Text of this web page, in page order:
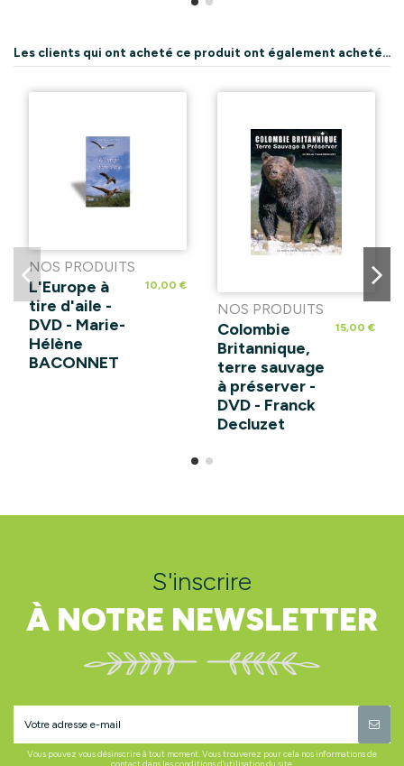
Les clients qui ont acheté ce produit ont également acheté...
NOS PRODUITS
L'Europe à
tire d'aile -
DVD - Marie-
Hélène
BACONNET
10,00 €
NOS PRODUITS
Colombie
Britannique,
terre sauvage
à préserver -
DVD - Franck
Decluzet
15,00 €
S'inscrire
À NOTRE NEWSLETTER
Vous pouvez vous désinscrire à tout moment. Vous trouverez pour cela nos informations de